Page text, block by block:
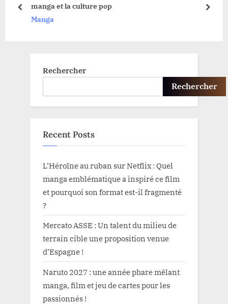
o
manga et la culture pop
Manga
prev next
Rechercher
Rechercher
Recent Posts
L’Héroïne au ruban sur Netflix : Quel
manga emblématique a inspiré ce film
et pourquoi son format est-il fragmenté
?
Mercato ASSE : Un talent du milieu de
terrain cible une proposition venue
d’Espagne !
Naruto 2027 : une année phare mêlant
manga, film et jeu de cartes pour les
passionnés !